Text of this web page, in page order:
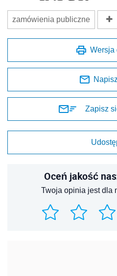
zamówienia publiczne
Wersja
Zapisz
Oceń jakość
Twoja opinia jest dla